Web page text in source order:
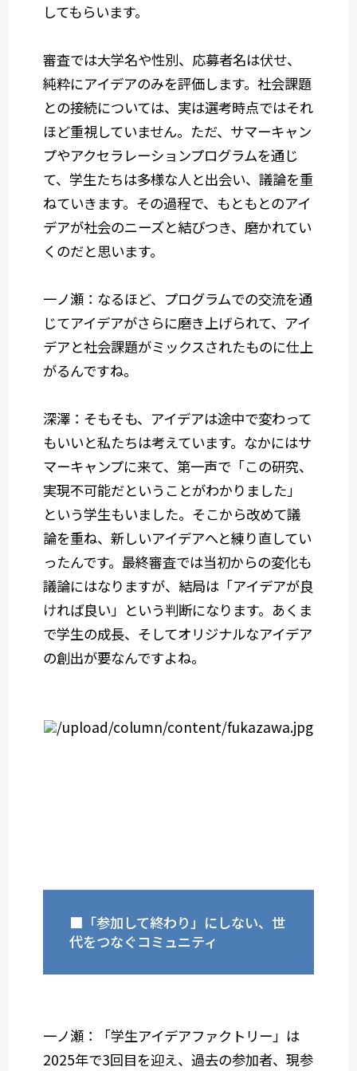
してもらいます。
審査では大学名や性別、応募者名は伏せ、
純粋にアイデアのみを評価します。社会課題
との接続については、実は選考時点ではそれ
ほど重視していません。ただ、サマーキャン
プやアクセラレーションプログラムを通じ
て、学生たちは多様な人と出会い、議論を重
ねていきます。その過程で、もともとのアイ
デアが社会のニーズと結びつき、磨かれてい
くのだと思います。
一ノ瀬：なるほど、プログラムでの交流を通
じてアイデアがさらに磨き上げられて、アイ
デアと社会課題がミックスされたものに仕上
がるんですね。
深澤：そもそも、アイデアは途中で変わって
もいいと私たちは考えています。なかにはサ
マーキャンプに来て、第一声で「この研究、
実現不可能だということがわかりました」
という学生もいました。そこから改めて議
論を重ね、新しいアイデアへと練り直してい
ったんです。最終審査では当初からの変化も
議論にはなりますが、結局は「アイデアが良
ければ良い」という判断になります。あくま
で学生の成長、そしてオリジナルなアイデア
の創出が要なんですよね。
■「参加して終わり」にしない、世
代をつなぐコミュニティ
一ノ瀬：「学生アイデアファクトリー」は
2025年で3回目を迎え、過去の参加者、現参